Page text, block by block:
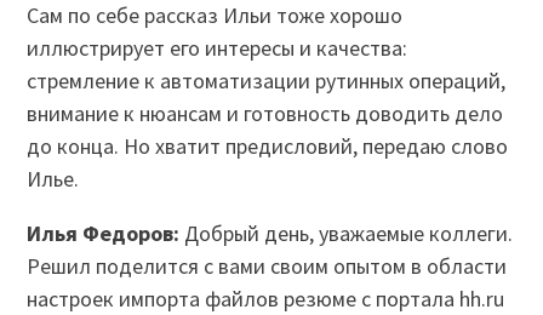
Сам по себе рассказ Ильи тоже хорошо
иллюстрирует его интересы и качества:
стремление к автоматизации рутинных операций,
внимание к нюансам и готовность доводить дело
до конца. Но хватит предисловий, передаю слово
Илье.
Илья Федоров: Добрый день, уважаемые коллеги.
Решил поделится с вами своим опытом в области
настроек импорта файлов резюме с портала hh.ru